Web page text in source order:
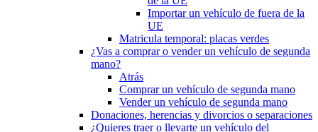
Importar un vehículo de fuera de la
UE
Matricula temporal: placas verdes
¿Vas a comprar o vender un vehículo de segunda
mano?
Atrás
Comprar un vehículo de segunda mano
Vender un vehículo de segunda mano
Donaciones, herencias y divorcios o separaciones
¿Quieres traer o llevarte un vehículo del